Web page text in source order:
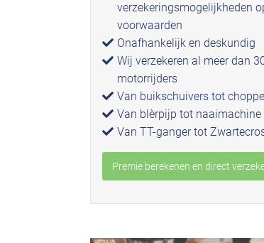
verzekeringsmogelijkheden
voorwaarden
Onafhankelijk en deskundig
Wij verzekeren al meer dan
motorrijders
Van buikschuivers tot
Van blèrpijp tot naaimachine
Van TT-ganger tot
Premie berekenen en direct